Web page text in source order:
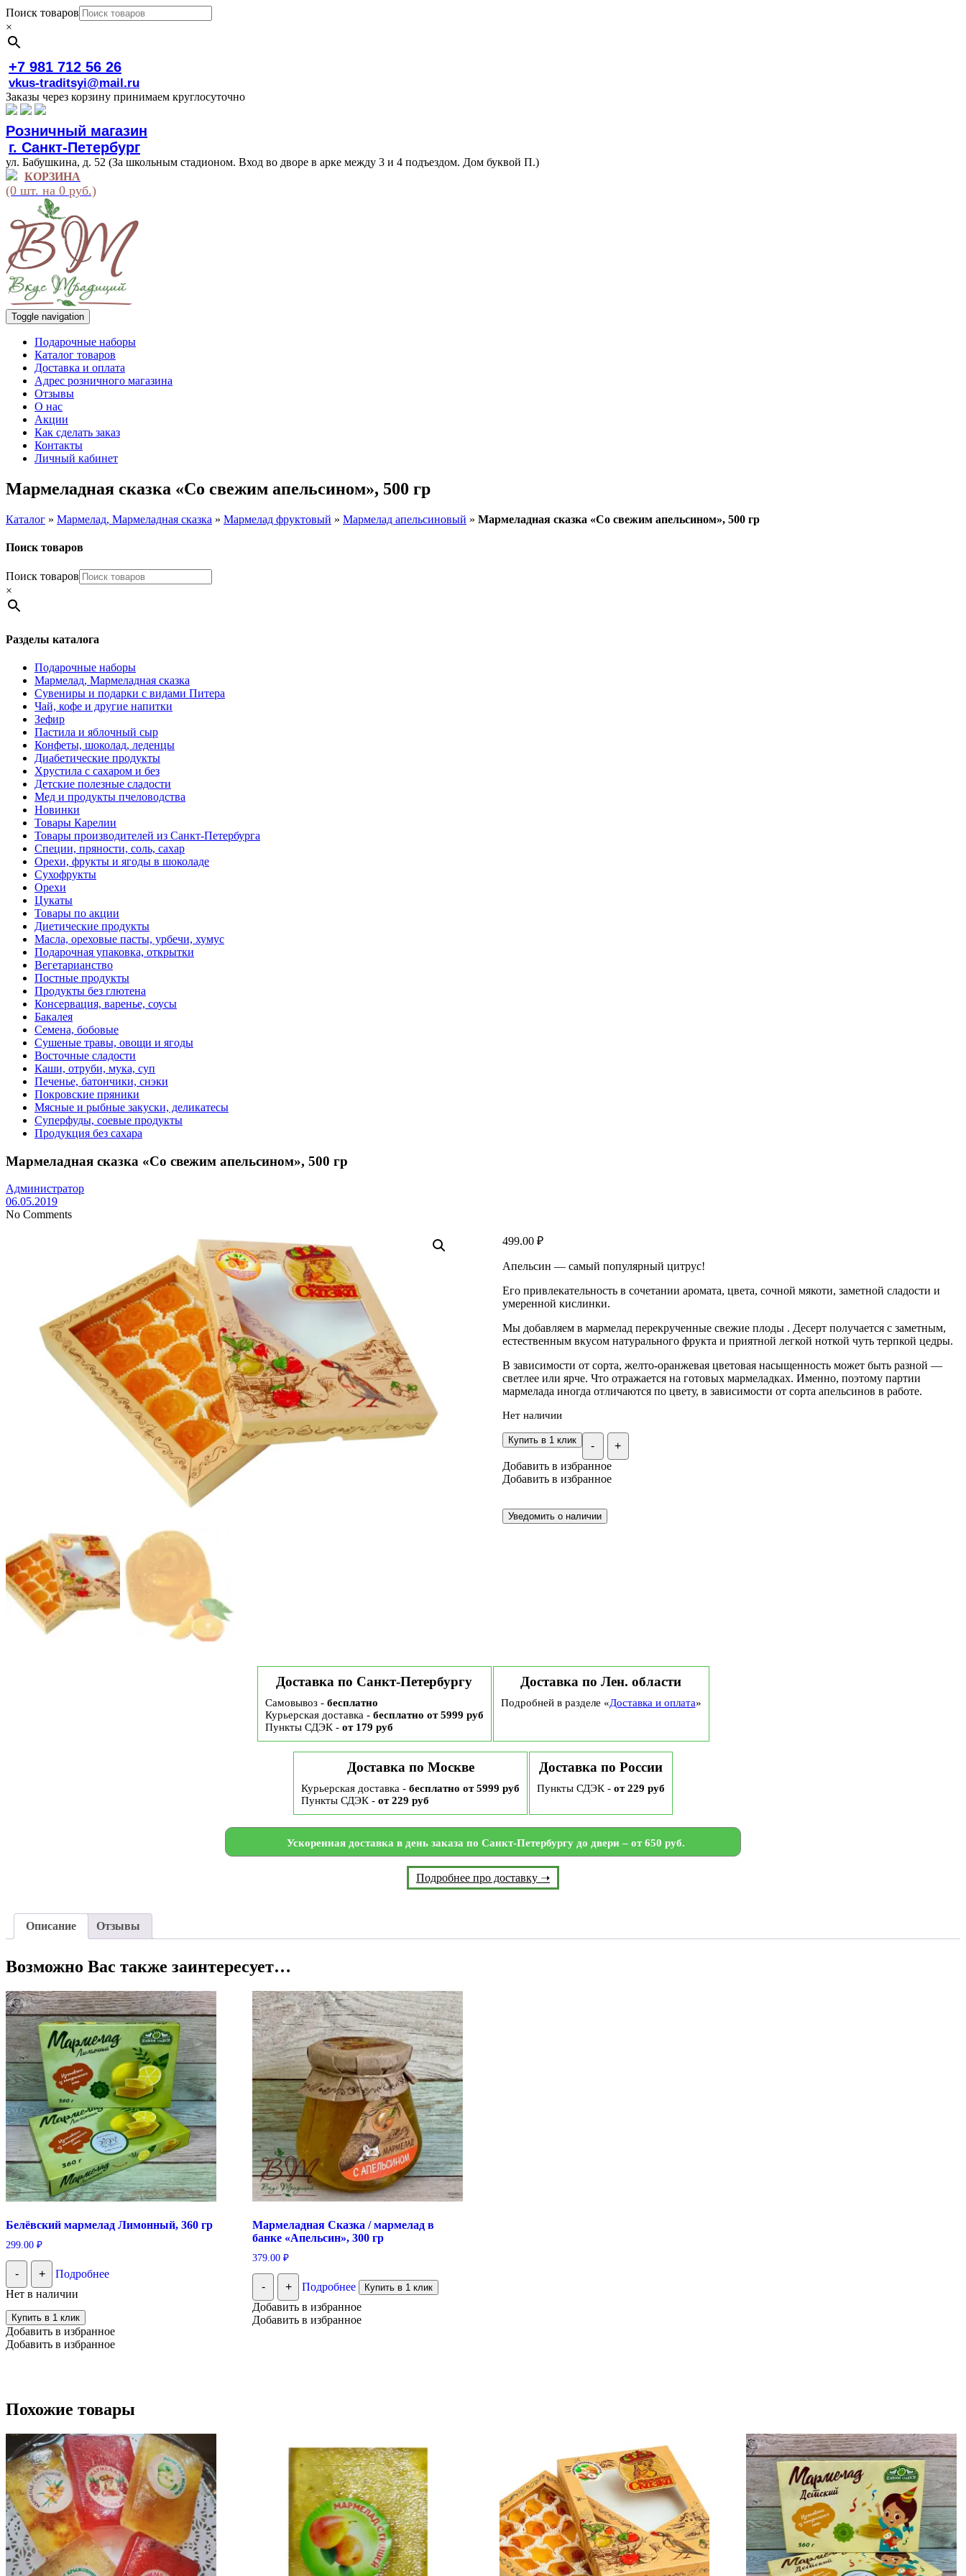
Поиск товаров
×
+7 981 712 56 26
vkus-traditsyi@mail.ru
Заказы через корзину принимаем круглосуточно
Розничный магазин
г. Санкт-Петербург
ул. Бабушкина, д. 52 (За школьным стадионом. Вход во дворе в арке между 3 и 4 подъездом. Дом буквой П.)
КОРЗИНА
(0 шт. на 0 руб.)
Toggle navigation
Подарочные наборы
Каталог товаров
Доставка и оплата
Адрес розничного магазина
Отзывы
О нас
Акции
Как сделать заказ
Контакты
Личный кабинет
Мармеладная сказка «Со свежим апельсином», 500 гр
Каталог » Мармелад, Мармеладная сказка » Мармелад фруктовый » Мармелад апельсиновый » Мармеладная сказка «Со свежим апельсином», 500 гр
Поиск товаров
Поиск товаров
×
Разделы каталога
Подарочные наборы
Мармелад, Мармеладная сказка
Сувениры и подарки с видами Питера
Чай, кофе и другие напитки
Зефир
Пастила и яблочный сыр
Конфеты, шоколад, леденцы
Диабетические продукты
Хрустила с сахаром и без
Детские полезные сладости
Мед и продукты пчеловодства
Новинки
Товары Карелии
Товары производителей из Санкт-Петербурга
Специи, пряности, соль, сахар
Орехи, фрукты и ягоды в шоколаде
Сухофрукты
Орехи
Цукаты
Товары по акции
Диетические продукты
Масла, ореховые пасты, урбечи, хумус
Подарочная упаковка, открытки
Вегетарианство
Постные продукты
Продукты без глютена
Консервация, варенье, соусы
Бакалея
Семена, бобовые
Сушеные травы, овощи и ягоды
Восточные сладости
Каши, отруби, мука, суп
Печенье, батончики, снэки
Покровские пряники
Мясные и рыбные закуски, деликатесы
Суперфуды, соевые продукты
Продукция без сахара
Мармеладная сказка «Со свежим апельсином», 500 гр
Администратор
06.05.2019
No Comments
499.00 ₽
Апельсин — самый популярный цитрус!
Его привлекательность в сочетании аромата, цвета, сочной мякоти, заметной сладости и
умеренной кислинки.
Мы добавляем в мармелад перекрученные свежие плоды . Десерт получается с заметным,
естественным вкусом натурального фрукта и приятной легкой ноткой чуть терпкой цедры.
В зависимости от сорта, желто-оранжевая цветовая насыщенность может быть разной —
светлее или ярче. Что отражается на готовых мармеладках. Именно, поэтому партии
мармелада иногда отличаются по цвету, в зависимости от сорта апельсинов в работе.
Нет наличии
- +
Купить в 1 клик
Добавить в избранное
Добавить в избранное
Доставка по Санкт-Петербургу
Самовывоз - бесплатно
Курьерская доставка - бесплатно от 5999 руб
Пункты СДЭК - от 179 руб
Доставка по Лен. области
Подробней в разделе «Доставка и оплата»
Доставка по Москве
Курьерская доставка - бесплатно от 5999 руб
Пункты СДЭК - от 229 руб
Доставка по России
Пункты СДЭК - от 229 руб
Ускоренная доставка в день заказа по Санкт-Петербургу до двери – от 650 руб.
Подробнее про доставку ➝
Описание Отзывы
Возможно Вас также заинтересует…
Белёвский мармелад Лимонный, 360 гр
299.00 ₽
- +
Подробнее
Нет в наличии
Купить в 1 клик
Добавить в избранное
Добавить в избранное
Мармеладная Сказка / мармелад в
банке «Апельсин», 300 гр
379.00₽
- + Подробнее Купить в 1 клик
Добавить в избранное
Добавить в избранное
Похожие товары